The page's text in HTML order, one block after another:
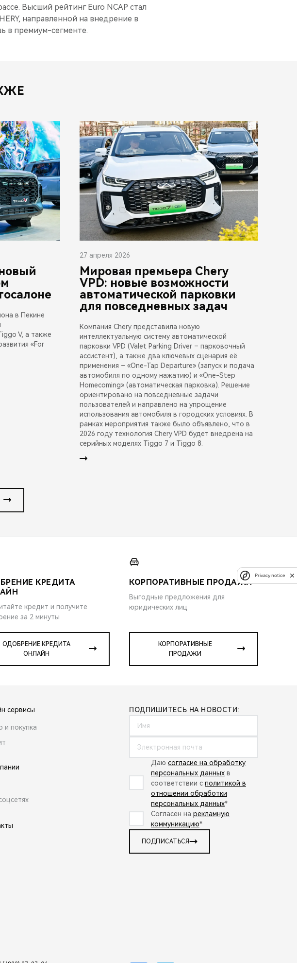
Высший рейтинг Euro NCAP стал
направленной на внедрение в
в премиум-сегменте.
в Пекине
V, а также
«For
27 апреля 2026
Мировая премьера Chery
VPD: новые возможности
автоматической парковки
для повседневных задач
Компания Chery представила новую
интеллектуальную систему автоматической
парковки VPD (Valet Parking Driver – парковочный
ассистент), а также два ключевых сценария её
применения – «One-Tap Departure» (запуск и подача
автомобиля по одному нажатию) и «One-Step
Homecoming» (автоматическая парковка). Решение
ориентировано на повседневные задачи
пользователей и направлено на упрощение
использования автомобиля в городских условиях. В
рамках мероприятия также было объявлено, что в
2026 году технология Chery VPD будет внедрена на
серийных моделях Tiggo 7 и Tiggo 8.
КРЕДИТА
кредит и получите
за 2 минуты
ОДОБРЕНИЕ КРЕДИТА
ОНЛАЙН
КОРПОРАТИВНЫЕ ПРОДАЖИ
Выгодные предложения для
юридических лиц
КОРПОРАТИВНЫЕ
ПРОДАЖИ
сервисы
и покупка
ПОДПИШИТЕСЬ НА НОВОСТИ:
Даю согласие на обработку
персональных данных в
соответствии с политикой в
отношении обработки
персональных данных*
Согласен на рекламную
коммуникацию*
ПОДПИСАТЬСЯ
Privacy notice